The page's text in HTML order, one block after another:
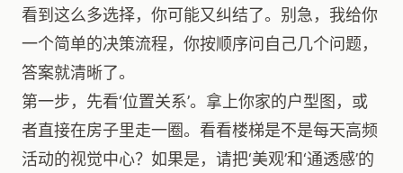
看到这么多选择，你可能又纠结了。别急，我给你
一个简单的决策流程，你按顺序问自己几个问题，
答案就清晰了。
第一步，先看‘位置关系’。拿上你家的户型图，或
者直接在房子里走一圈。看看楼梯是不是每天高频
活动的视觉中心？如果是，请把‘美观’和‘通透感’的